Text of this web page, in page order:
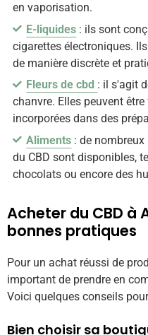
en vaporisation.
E-liquides : ils sont
cigarettes électroniques.
de manière discrète et
Fleurs de cbd : il s'agit
chanvre. Elles peuvent
incorporées dans des
Aliments : de
du CBD sont disponibles,
chocolats ou encore des
Acheter du CBD à
bonnes pratiques
Pour un achat réussi de
important de prendre en
Voici quelques conseils
Bien choisir sa